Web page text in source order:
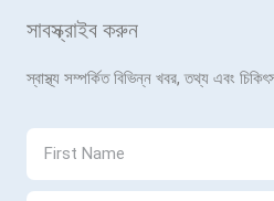
সাবস্ক্রাইব করুন
স্বাস্থ্য সম্পর্কিত বিভিন্ন খবর, তথ্য এবং